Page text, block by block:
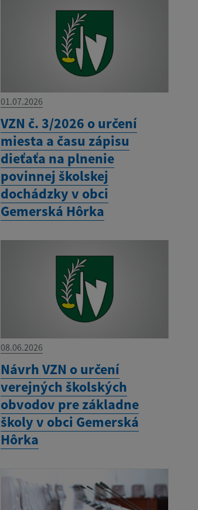
01.07.2026
VZN č. 3/2026 o určení
miesta a času zápisu
dieťaťa na plnenie
povinnej školskej
dochádzky v obci
Gemerská Hôrka
08.06.2026
Návrh VZN o určení
verejných školských
obvodov pre základne
školy v obci Gemerská
Hôrka